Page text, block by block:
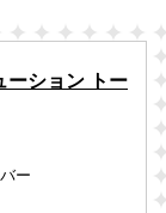
ーション トー
ー